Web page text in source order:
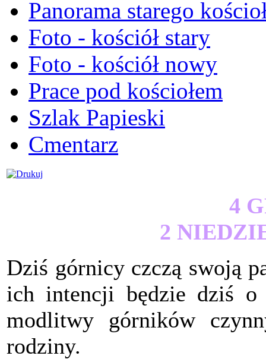
Panorama starego
Foto - kościół stary
Foto - kościół nowy
Prace pod kościołem
Szlak Papieski
Cmentarz
4
2
Dziś górnicy czczą swoją
ich intencji będzie dziś o
modlitwy górników
rodziny.